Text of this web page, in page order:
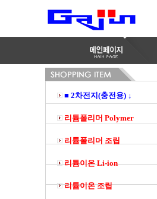
■ 2차전지(충전용) ↓
리튬폴리머 Polymer
리튬폴리머 조립
리튬이온 Li-ion
리튬이온 조립